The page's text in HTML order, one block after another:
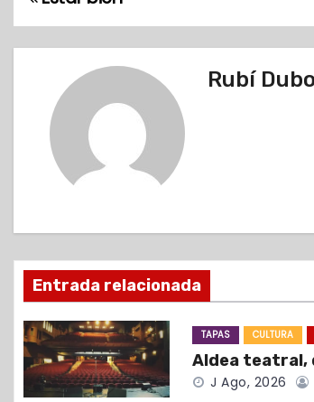
a
c
i
ó
n
d
Rubí
Entrada relacionada
TAPAS CULTURA
Aldea teatral,
J Ago, 2026